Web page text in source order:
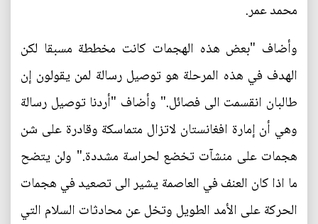
محمد عمر.
وأضاف "بعض هذه الهجمات كانت مخططة مسبقا لكن
الهدف في هذه المرحلة هو توصيل رسالة لمن يقولون إن
طالبان انقسمت الى فصائل." وأضاف "أردنا توصيل رسالة
وهي أن إمارة افغانستان لاتزال متماسكة وقادرة على شن
هجمات على منشآت تخضع لحراسة مشددة." ولن يتضح
ما اذا كان العنف في العاصمة يشير الى تصعيد في هجمات
الحركة على الأمد الطويل وتخل عن محادثات السلام التي